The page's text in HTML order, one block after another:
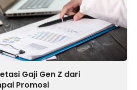
Gaji Gen Z dari
Promosi